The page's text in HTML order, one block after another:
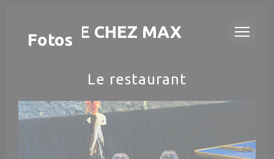
LA CAVE CHEZ MAX
Fotos
Le restaurant